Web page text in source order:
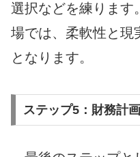
選択などを練ります
場では、柔軟性と現
となります。
ステップ5：財務計